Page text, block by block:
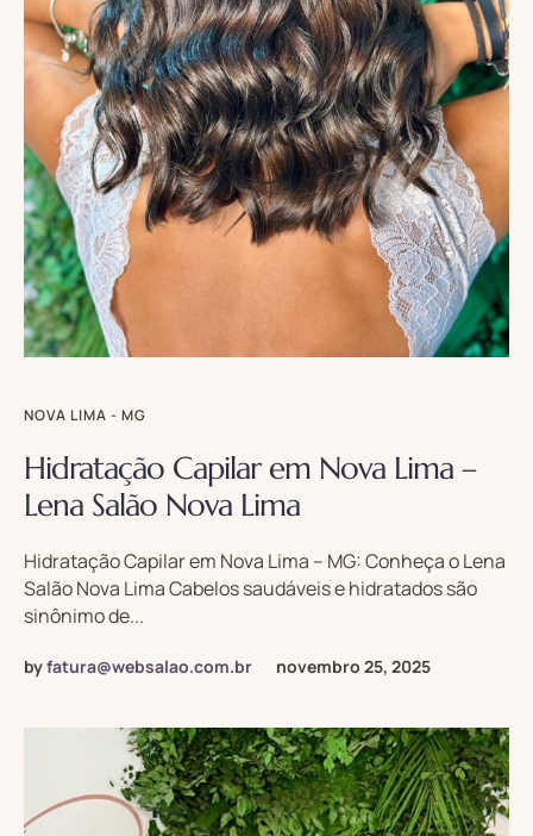
NOVA LIMA - MG
Hidratação Capilar em Nova Lima –
Lena Salão Nova Lima
Hidratação Capilar em Nova Lima – MG: Conheça o Lena
Salão Nova Lima Cabelos saudáveis e hidratados são
sinônimo de...
byfatura@websalao.com.br novembro 25, 2025